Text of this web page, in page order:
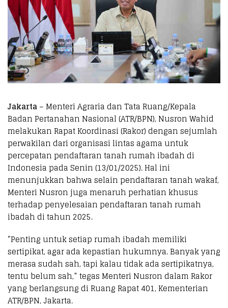
Jakarta– Menteri Agraria dan Tata Ruang/Kepala
Badan Pertanahan Nasional (ATR/BPN), Nusron Wahid
melakukan Rapat Koordinasi (Rakor) dengan sejumlah
perwakilan dari organisasi lintas agama untuk
percepatan pendaftaran tanah rumah ibadah di
Indonesia pada Senin (13/01/2025). Hal ini
menunjukkan bahwa selain pendaftaran tanah wakaf,
Menteri Nusron juga menaruh perhatian khusus
terhadap penyelesaian pendaftaran tanah rumah
ibadah di tahun 2025.
“Penting untuk setiap rumah ibadah memiliki
sertipikat, agar ada kepastian hukumnya. Banyak yang
merasa sudah sah, tapi kalau tidak ada sertipikatnya,
tentu belum sah,” tegas Menteri Nusron dalam Rakor
yang berlangsung di Ruang Rapat 401, Kementerian
ATR/BPN, Jakarta.